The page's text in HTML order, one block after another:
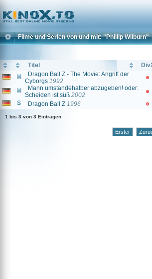
Home
Filme und Serien von und mit: "Phillip Wilburn"
Titel
Dragon Ball Z - The Movie: Angriff der
Cyborgs 1992
Mann umständehalber abzugeben! oder:
Scheiden ist süß 2002
Dragon Ball Z 1996
1 bis 3 von 3 Einträgen
Erster